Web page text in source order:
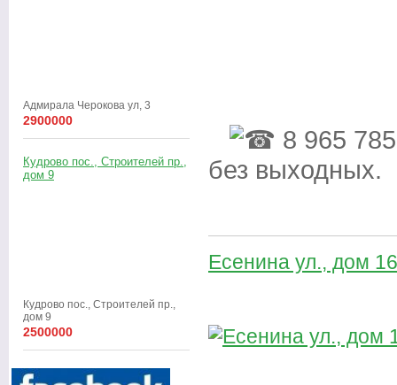
Адмирала Черокова ул, 3
2900000
Кудрово пос., Строителей пр.,
дом 9
Кудрово пос., Строителей пр.,
дом 9
2500000
8 965
без выходных.
Есенина ул., дом